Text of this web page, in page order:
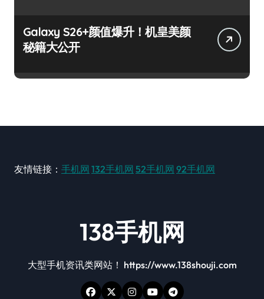
Galaxy S26+颜值爆升！机皇美颜
秘籍大公开
友情链接： 手机网 132手机网 52手机网 92手机网
138手机网
大型手机资讯类网站！ https://www.138shouji.com